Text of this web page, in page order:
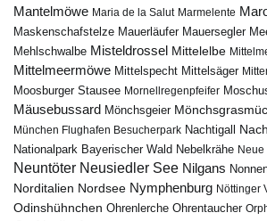
Mantelmöwe Maria de la Salut Marmelente
Maskenschafstelze Mauerläufer Mauersegler
Mehlschwalbe Misteldrossel Mittelelbe
Mittelmeermöwe Mittelspecht Mittelsäger
Moosburger Stausee Mornellregenpfeifer
Mäusebussard Mönchsgeier
München Flughafen Besucherpark Nachtigall
Nationalpark Bayerischer Wald Nebelkrähe
Neuntöter Neusiedler See Nilgans
Norditalien Nordsee Nymphenburg Nöttinger
Odinshühnchen Ohrenlerche Ohrentaucher